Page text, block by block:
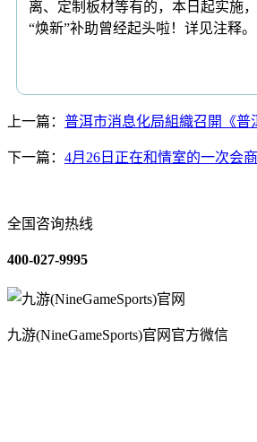
离、定制板材等有的，本日起实施
“焕新”补助曾经起头啦！详见注释。
上一篇： 普洱市消息化局組織召開《普
下一篇： 4月26日正在和情室的一次会
全国咨询热线
400-027-9995
九游(NineGameSports)官网官方微信